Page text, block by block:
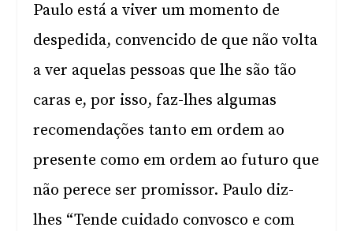
Paulo está a viver um momento de
despedida, convencido de que não volta
a ver aquelas pessoas que lhe são tão
caras e, por isso, faz-lhes algumas
recomendações tanto em ordem ao
presente como em ordem ao futuro que
não perece ser promissor. Paulo diz-
lhes “Tende cuidado convosco e com